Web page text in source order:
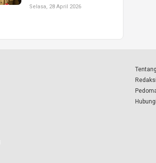
Selasa, 28 April 2026
Redaksi